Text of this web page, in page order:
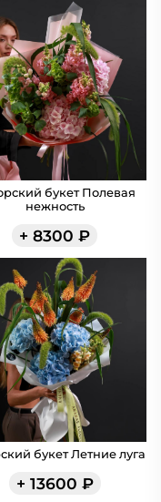
букет Полевая
нежность
+ 8300 ₽
букет Летние луга
+ 13600 ₽